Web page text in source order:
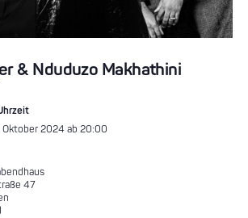
& Nduduzo Makhathini
Oktober 2024 ab 20:00
47